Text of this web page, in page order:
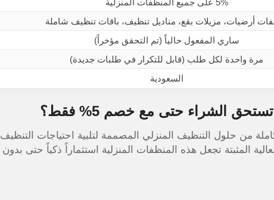
أرضيات، مزيلات بقع، مناديل تنظيف، باقات تنظيف شاملة
ساري المفعول حالياً (تم التحقق مؤخراً)
مرة واحدة لكل طلب (قابل للتكرار في طلبات جديدة)
السعودية
الشراء حتى مع خصم 5% فقط؟
من حلول التنظيف المنزلي المصممة لتلبية احتياجات التنظيف
المثبتة تجعل هذه المنظفات المنزلية استثماراً ذكياً حتى بدون